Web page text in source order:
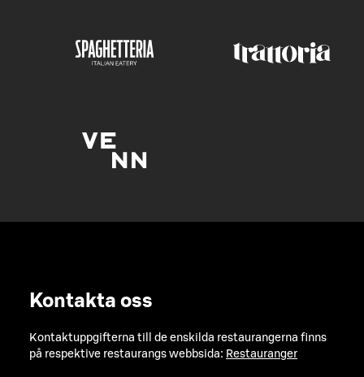
Kontakta oss
Kontaktuppgifterna till de enskilda restaurangerna finns
på respektive restaurangs webbsida: Restauranger